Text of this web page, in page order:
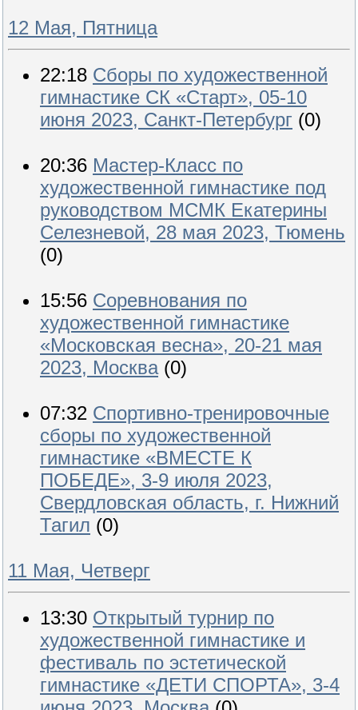
12 Мая, Пятница
22:18 Сборы по художественной
гимнастике СК «Старт», 05-10
июня 2023, Санкт-Петербург (0)
20:36 Мастер-Класс по
художественной гимнастике под
руководством МСМК Екатерины
Селезневой, 28 мая 2023, Тюмень
(0)
15:56 Соревнования по
художественной гимнастике
«Московская весна», 20-21 мая
2023, Москва (0)
07:32 Спортивно-тренировочные
сборы по художественной
гимнастике «ВМЕСТЕ К
ПОБЕДЕ», 3-9 июля 2023,
Свердловская область, г. Нижний
Тагил (0)
11 Мая, Четверг
13:30 Открытый турнир по
художественной гимнастике и
фестиваль по эстетической
гимнастике «ДЕТИ СПОРТА», 3-4